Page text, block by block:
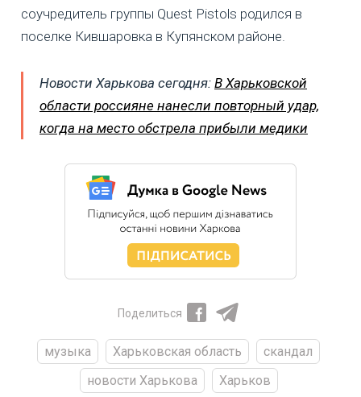
соучредитель группы Quest Pistols родился в
поселке Кившаровка в Купянском районе.
Новости Харькова сегодня: В Харьковской
области россияне нанесли повторный удар,
когда на место обстрела прибыли медики
Поделиться
музыка Харьковская область
скандал
новости Харькова
Харьков